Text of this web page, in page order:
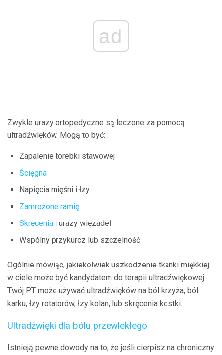
ad
Zwykle urazy ortopedyczne są leczone za pomocą
ultradźwięków. Mogą to być:
Zapalenie torebki stawowej
Ścięgna
Napięcia mięśni i łzy
Zamrożone ramię
Skręcenia i urazy więzadeł
Wspólny przykurcz lub szczelność
Ogólnie mówiąc, jakiekolwiek uszkodzenie tkanki miękkiej
w ciele może być kandydatem do terapii ultradźwiękowej.
Twój PT może używać ultradźwięków na ból krzyża, ból
karku, łzy rotatorów, łzy kolan, lub skręcenia kostki.
Ultradźwięki dla bólu przewlekłego
Istnieją pewne dowody na to, że jeśli cierpisz na chroniczny